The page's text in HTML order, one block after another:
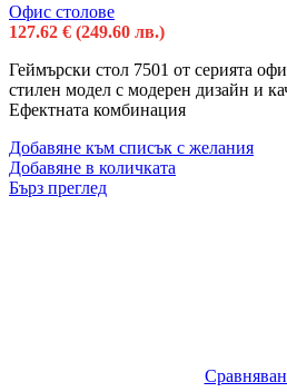
Офис столове
127.62 € (249.60 лв.)
Геймърски стол 7501 от серията
стилен модел с модерен дизайн и
Ефектната комбинация
Добавяне към списък с желания
Добавяне в количката
Бърз преглед